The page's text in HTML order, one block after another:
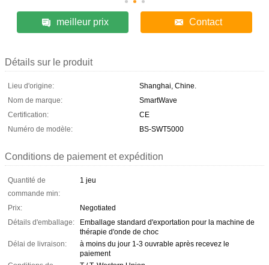
meilleur prix Contact
Détails sur le produit
Lieu d'origine:
Shanghai, Chine.
Nom de marque:
SmartWave
Certification:
CE
Numéro de modèle:
BS-SWT5000
Conditions de paiement et expédition
Quantité de
commande min:
1 jeu
Prix:
Negotiated
Détails d'emballage:
Emballage standard d'exportation pour la machine de
thérapie d'onde de choc
Délai de livraison:
à moins du jour 1-3 ouvrable après recevez le
paiement